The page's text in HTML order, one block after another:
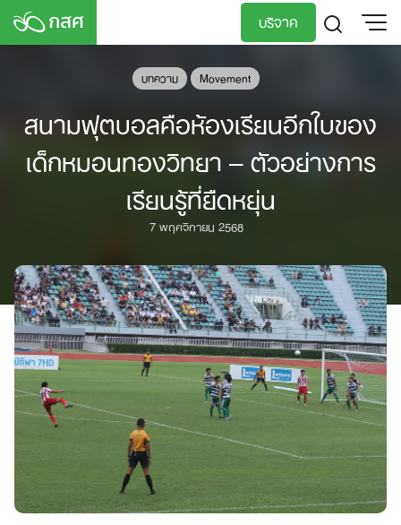
Skip
บริจาค
บทความ Movement
สนามฟุตบอลคือห้องเรียนอีกใบของ
เด็กหมอนทองวิทยา – ตัวอย่างการ
เรียนรู้ที่ยืดหยุ่น
7 พฤศจิกายน 2568